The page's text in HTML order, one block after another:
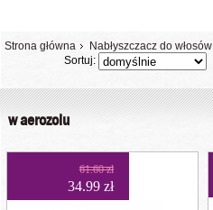
Strona główna Nabłyszczacz do włosów
Sortuj:
w aerozolu
61.60 zł
34.99 zł